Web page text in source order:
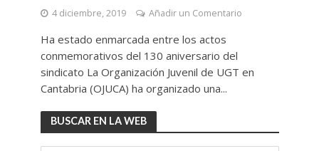
4 diciembre, 2019 Añadir un Comentario
Ha estado enmarcada entre los actos
conmemorativos del 130 aniversario del
sindicato La Organización Juvenil de UGT en
Cantabria (OJUCA) ha organizado una...
BUSCAR EN LA WEB